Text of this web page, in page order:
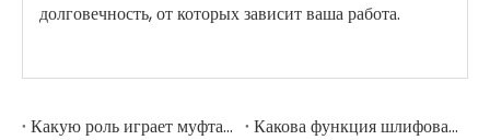
долговечность, от которых зависит ваша работа.
Какую роль играет муфта в шлифовальной мельнице?
Какова функция шлифовальных рулонов в мельнице шлифовации?